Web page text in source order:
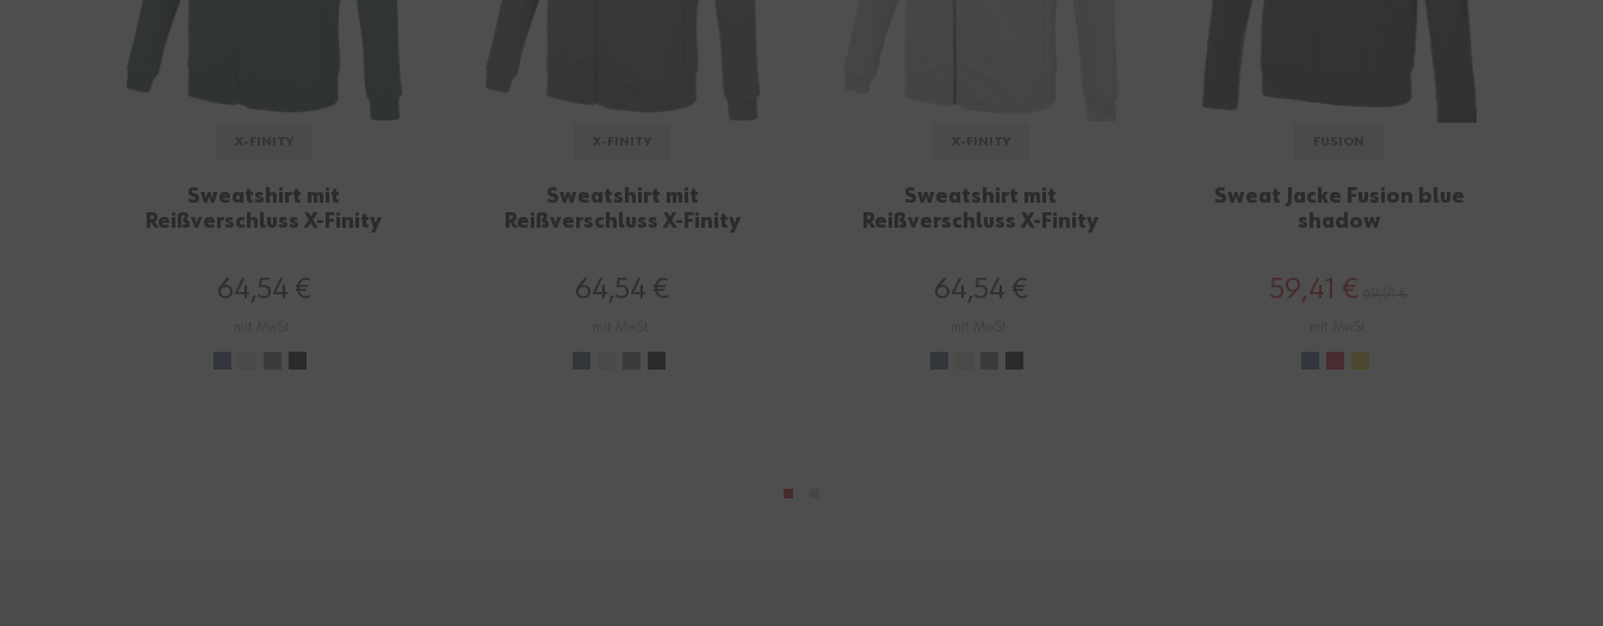
Sweatshirt mit
Reißverschluss X-Finity
64,54 €
Sweatshirt mit
Reißverschluss X-Finity
64,54 €
Sweatshirt mit
Reißverschluss X-Finity
64,54 €
Sweat Jacke Fusion blue
shadow
59,41 €